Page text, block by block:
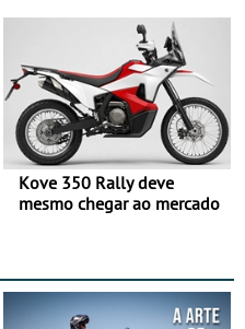
Kove 350 Rally deve
mesmo chegar ao mercado